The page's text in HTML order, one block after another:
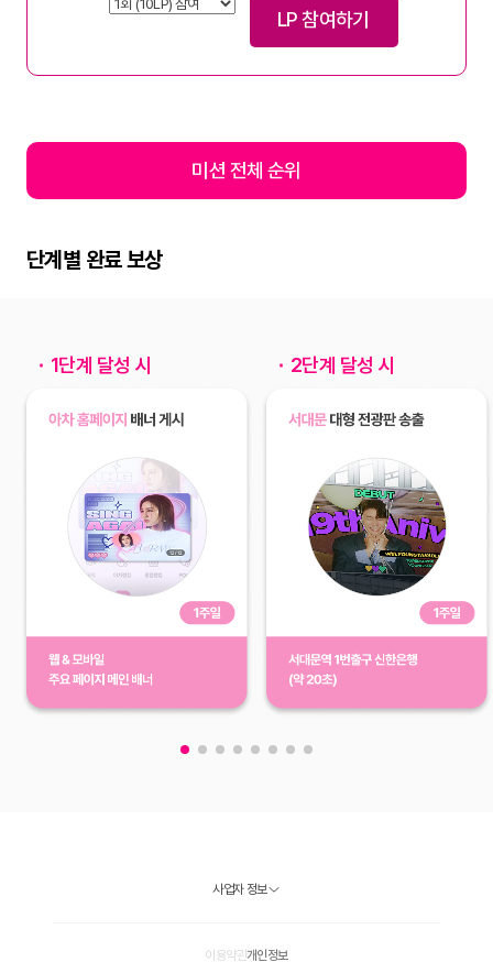
LP 참여하기
미션 전체 순위
단계별 완료 보상
1단계 달성 시 2단계 달성 시
사업자 정보
이용약관개인정보